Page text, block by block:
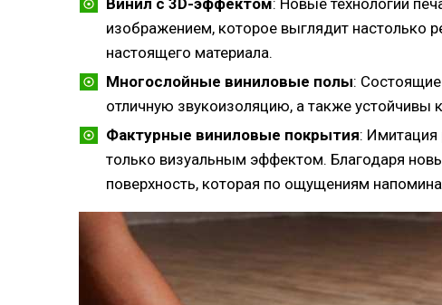
изображением, которое выглядит настолько
настоящего материала.
Многослойные виниловые полы:
отличную звукоизоляцию, а также устойчивы
Фактурные виниловые покрытия: Имитация
только визуальным эффектом. Благодаря
поверхность, которая по ощущениям